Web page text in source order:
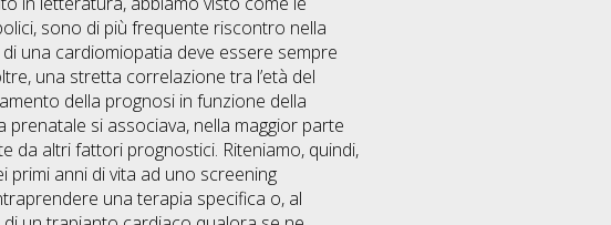
sono di più frequente riscontro nella
una cardiomiopatia deve essere sempre
una stretta correlazione tra l’età del
della prognosi in funzione della
si associava, nella maggior parte
da altri fattori prognostici. Riteniamo, quindi,
anni di vita ad uno screening
una terapia specifica o, al